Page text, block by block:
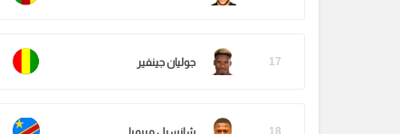
17 جوليان جينفير
18